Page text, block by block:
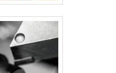
E PONTOS FORTES
– Usinagem São Bento
no segmento quando
usinagem metal
itens como mesas